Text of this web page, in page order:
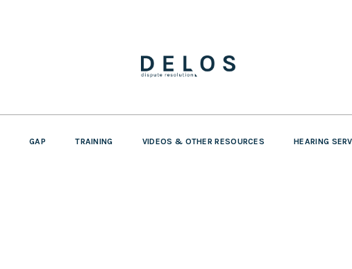
GAP TRAINING VIDEOS & OTHER RESOURCES HEARING